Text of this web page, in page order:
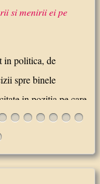
si menirii ei pe
in politica, de
spre binele
in pozitia pe care